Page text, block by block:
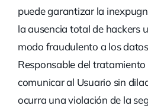
puede garantizar la
la ausencia total de hackers
modo fraudulento a los
Responsable del
comunicar al Usuario sin
ocurra una violación de la